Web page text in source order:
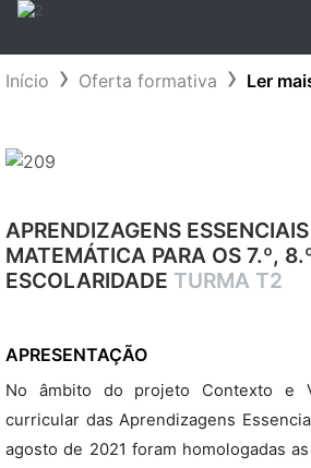
Início Oferta formativa Ler
APRENDIZAGENS
MATEMÁTICA PARA OS 7.º,
ESCOLARIDADE TURMA T2
APRESENTAÇÃO
No âmbito do projeto Contexto e
curricular das Aprendizagens
agosto de 2021 foram homologadas